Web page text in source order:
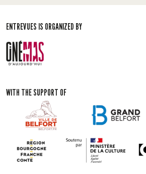
ENTREVUES IS ORGANIZED BY
WITH THE SUPPORT OF